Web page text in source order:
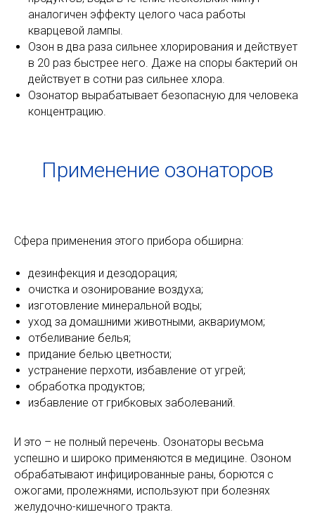
аналогичен эффекту целого часа работы
кварцевой лампы.
Озон в два раза сильнее хлорирования и действует
в 20 раз быстрее него. Даже на споры бактерий он
действует в сотни раз сильнее хлора.
Озонатор вырабатывает безопасную для человека
концентрацию.
Применение озонаторов
Сфера применения этого прибора обширна:
дезинфекция и дезодорация;
очистка и озонирование воздуха;
изготовление минеральной воды;
уход за домашними животными, аквариумом;
отбеливание белья;
придание белью цветности;
устранение перхоти, избавление от угрей;
обработка продуктов;
избавление от грибковых заболеваний.
И это – не полный перечень. Озонаторы весьма
успешно и широко применяются в медицине. Озоном
обрабатывают инфицированные раны, борются с
ожогами, пролежнями, используют при болезнях
желудочно-кишечного тракта.